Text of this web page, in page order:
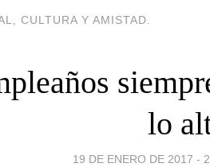
CULTURA Y AMISTAD.
lo
19 DE ENERO DE 2017 -